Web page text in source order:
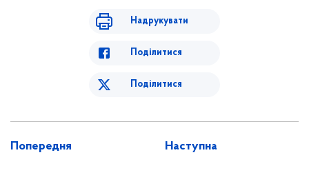
Надрукувати
Поділитися
Поділитися
Попередня Наступна